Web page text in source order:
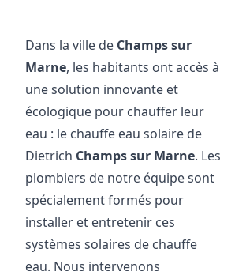
Dans la ville de Champs sur
Marne, les habitants ont accès à
une solution innovante et
écologique pour chauffer leur
eau : le chauffe eau solaire de
Dietrich Champs sur Marne. Les
plombiers de notre équipe sont
spécialement formés pour
installer et entretenir ces
systèmes solaires de chauffe
eau. Nous intervenons